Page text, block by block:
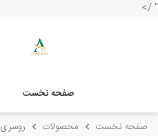
" />
صفحه نخست
صفحه نخست محصولات روسری